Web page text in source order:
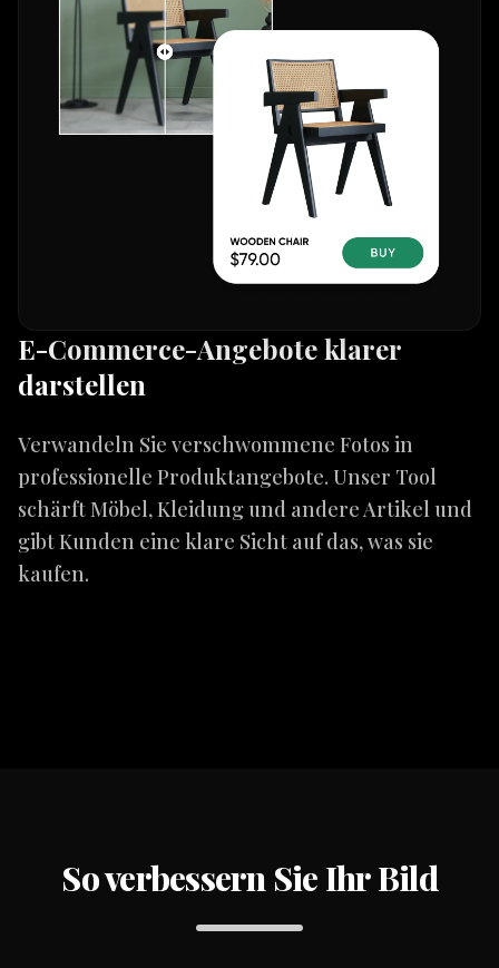
E-Commerce-Angebote klarer
darstellen
Verwandeln Sie verschwommene Fotos in
professionelle Produktangebote. Unser Tool
schärft Möbel, Kleidung und andere Artikel und
gibt Kunden eine klare Sicht auf das, was sie
kaufen.
So verbessern Sie Ihr Bild